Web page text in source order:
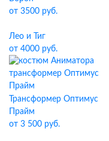
от 3500 руб.
Лео и Тиг
от 4000 руб.
Трансформер Оптимус
Прайм
от 3 500 руб.